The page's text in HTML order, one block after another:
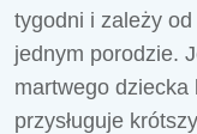
tygodni i zależy
jednym porodzie.
martwego
przysługuje